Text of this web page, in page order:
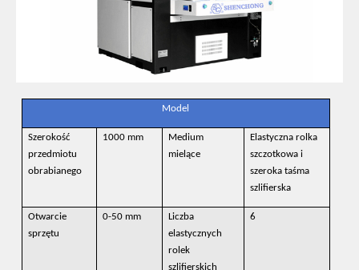
Model
Szerokość
przedmiotu
obrabianego
1000 mm
Medium
mielące
Elastyczna rolka
szczotkowa i
szeroka taśma
szlifierska
Otwarcie
sprzętu
0-50 mm
Liczba
elastycznych
rolek
szlifierskich
6